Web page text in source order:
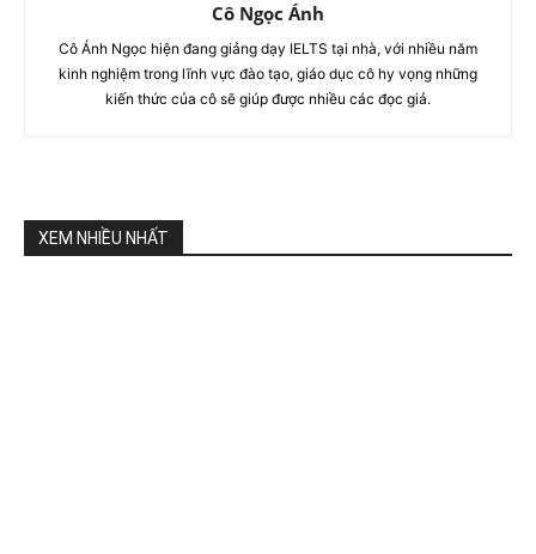
Cô Ngọc Ánh
Cô Ánh Ngọc hiện đang giảng dạy IELTS tại nhà, với nhiều năm
kinh nghiệm trong lĩnh vực đào tạo, giáo dục cô hy vọng những
kiến thức của cô sẽ giúp được nhiều các đọc giả.
XEM NHIỀU NHẤT